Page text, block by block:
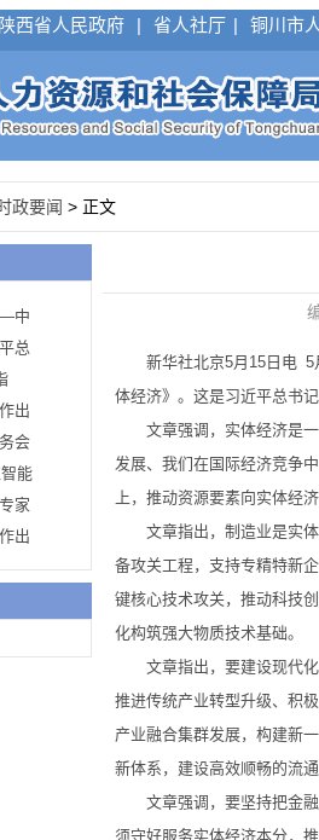
陕西省人民政府 | 省人社厅 | 铜川市
政要闻 > 正文
中
总
出
会
能
家
出
新华社北京5月15日电 5月
体经济》。这是习近平总书
文章强调，实体经济是一
发展、我们在国际经济竞争
上，推动资源要素向实体经
文章指出，制造业是实体
备攻关工程，支持专精特新
键核心技术攻关，推动科技
化构筑强大物质技术基础。
文章指出，要建设现代化
推进传统产业转型升级、积
产业融合集群发展，构建新
新体系，建设高效顺畅的流
文章强调，要坚持把金融
须守好服务实体经济本分，